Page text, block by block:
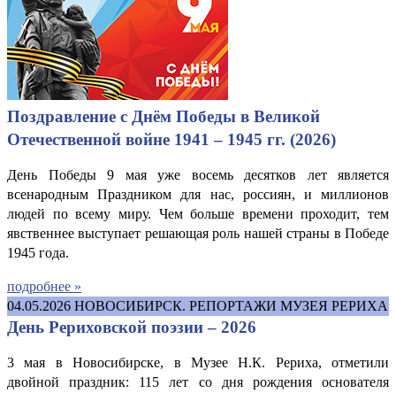
Поздравление с Днём Победы в Великой
Отечественной войне 1941 – 1945 гг. (2026)
День Победы 9 мая уже восемь десятков лет является
всенародным Праздником для нас, россиян, и миллионов
людей по всему миру. Чем больше времени проходит, тем
явственнее выступает решающая роль нашей страны в Победе
1945 года.
подробнее »
04.05.2026 НОВОСИБИРСК. РЕПОРТАЖИ МУЗЕЯ РЕРИХА
День Рериховской поэзии – 2026
3 мая в Новосибирске, в Музее Н.К. Рериха, отметили
двойной праздник: 115 лет со дня рождения основателя